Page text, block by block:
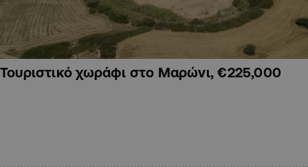
Τουριστικό χωράφι στο Μαρώνι, €225,000